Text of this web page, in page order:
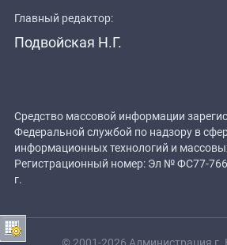
Главный редактор:
Подвойская Н.Г.
Средство массовой информации
Федеральной службой по надзору в
информационных технологий и
Регистрационный номер: Эл № ФС77-
г.
© 2001-2026 Администрация г.